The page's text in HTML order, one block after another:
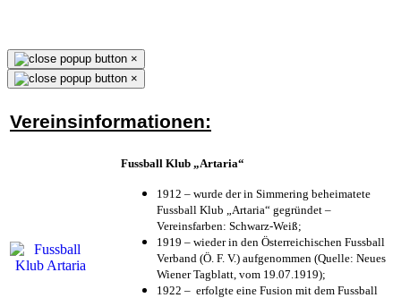
×
×
Vereinsinformationen:
Fussball Klub „Artaria“
1912 – wurde der in Simmering beheimatete
Fussball Klub „Artaria“ gegründet –
Vereinsfarben: Schwarz-Weiß;
1919 – wieder in den Österreichischen Fussball
Verband (Ö. F. V.) aufgenommen (Quelle: Neues
Wiener Tagblatt, vom 19.07.1919);
1922 – erfolgte eine Fusion mit dem Fussball